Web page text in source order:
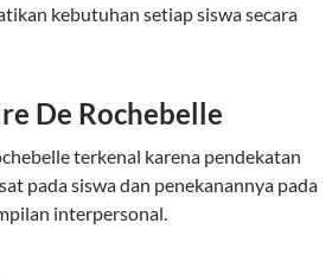
kebutuhan setiap siswa secara
De Rochebelle
terkenal karena pendekatan
pada siswa dan penekanannya pada
interpersonal.